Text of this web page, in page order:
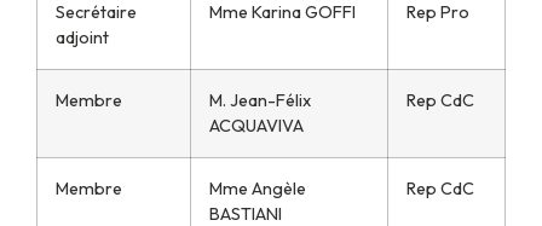
Secrétaire
adjoint
Mme Karina GOFFI Rep Pro
Membre
M. Jean-Félix
ACQUAVIVA
Rep CdC
Membre
Mme Angèle
BASTIANI
Rep CdC